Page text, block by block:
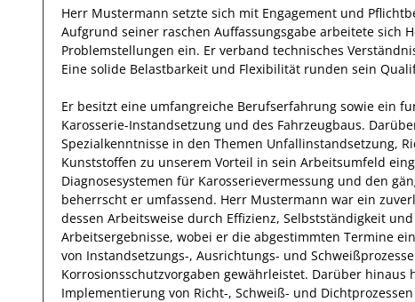
Herr Mustermann setzte sich mit Engagement und
Aufgrund seiner raschen Auffassungsgabe arbeitete sich
Problemstellungen ein. Er verband technisches
Eine solide Belastbarkeit und Flexibilität runden sein
Er besitzt eine umfangreiche Berufserfahrung sowie ein
Karosserie-Instandsetzung und des Fahrzeugbaus.
Spezialkenntnisse in den Themen Unfallinstandsetzung,
Kunststoffen zu unserem Vorteil in sein Arbeitsumfeld
Diagnosesystemen für Karosserievermessung und den
beherrscht er umfassend. Herr Mustermann war ein
dessen Arbeitsweise durch Effizienz, Selbstständigkeit und
Arbeitsergebnisse, wobei er die abgestimmten Termine
von Instandsetzungs-, Ausrichtungs- und
Korrosionsschutzvorgaben gewährleistet. Darüber hinaus
Implementierung von Richt-, Schweiß- und